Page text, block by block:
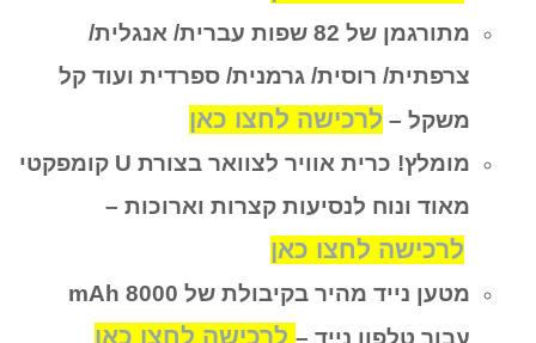
מתורגמן של 82 שפות עברית/ אנגלית/
צרפתית/ רוסית/ גרמנית/ ספרדית ועוד קל
משקל – לרכישה לחצו כאן
מומלץ! כרית אוויר לצוואר בצורת U קומפקטי
מאוד ונוח לנסיעות קצרות וארוכות –
לרכישה לחצו כאן
מטען נייד מהיר בקיבולת של 8000 mAh